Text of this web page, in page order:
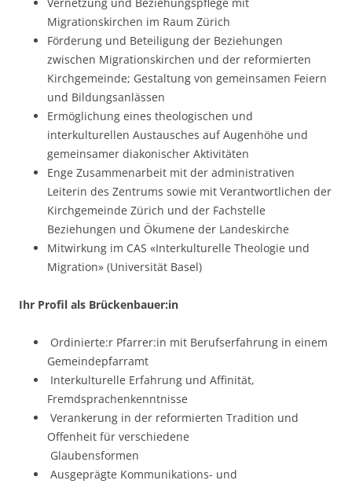
Migrationskirchen im Raum Zürich
Förderung und Beteiligung der Beziehungen
zwischen Migrationskirchen und der reformierten
Kirchgemeinde; Gestaltung von gemeinsamen Feiern
und Bildungsanlässen
Ermöglichung eines theologischen und
interkulturellen Austausches auf Augenhöhe und
gemeinsamer diakonischer Aktivitäten
Enge Zusammenarbeit mit der administrativen
Leiterin des Zentrums sowie mit Verantwortlichen der
Kirchgemeinde Zürich und der Fachstelle
Beziehungen und Ökumene der Landeskirche
Mitwirkung im CAS «Interkulturelle Theologie und
Migration» (Universität Basel)
Ihr Profil als Brückenbauer:in
Ordinierte:r Pfarrer:in mit Berufserfahrung in einem
Gemeindepfarramt
Interkulturelle Erfahrung und Affinität,
Fremdsprachenkenntnisse
Verankerung in der reformierten Tradition und
Offenheit für verschiedene
Glaubensformen
Ausgeprägte Kommunikations- und